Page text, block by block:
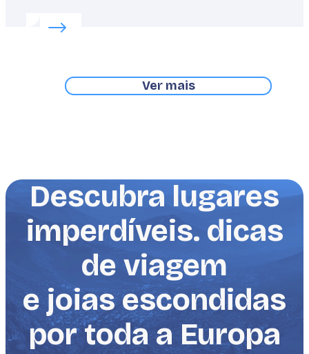
Read more about:
Ver mais
Descubra lugares
imperdíveis. dicas
de viagem
e joias escondidas
por toda a Europa